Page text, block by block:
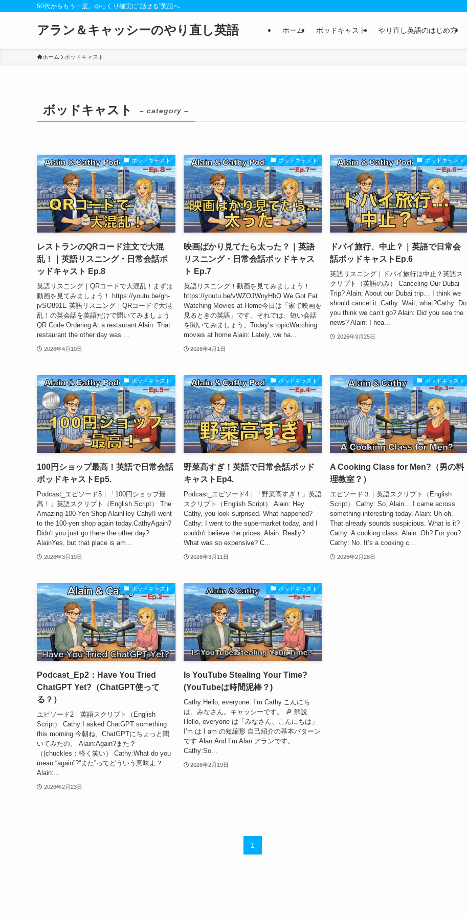
50代からもう一度。ゆっくり確実に“話せる”英語へ
アラン＆キャッシーのやり直し英語 ホーム ボッドキャスト やり直し英語のはじめ方
ホーム ボッドキャスト
ボッドキャスト – category –
ボッドキャスト
レストランのQRコード注文で大混
乱！｜英語リスニング・日常会話ポ
ッドキャスト Ep.8
英語リスニング｜QRコードで大混乱！まずは
動画を見てみましょう！ https://youtu.be/gh-
jvSO891E 英語リスニング｜QRコードで大混
乱！の英会話を英語だけで聞いてみましょう
QR Code Ordering At a restaurant Alain: That
restaurant the other day was ...
2026年4月10日
ボッドキャスト
映画ばかり見てたら太った？｜英語
リスニング・日常会話ポッドキャス
ト Ep.7
英語リスニング！動画を見てみましょう！
https://youtu.be/vWZOJWnyHbQ We Got Fat
Watching Movies at Home今日は「家で映画を
見るときの英語」です。それでは、短い会話
を聞いてみましょう。Today’s topicWatching
movies at home Alain: Lately, we ha...
2026年4月1日
ボッドキャスト
ドバイ旅行、中止？｜英語で日常会
話ボッドキャストEp.6
英語リスニング｜ドバイ旅行は中止？英語ス
クリプト（英語のみ） Canceling Our Dubai
Trip? Alain: About our Dubai trip… I think we
should cancel it. Cathy: Wait, what?Cathy: Do
you think we can’t go? Alain: Did you see the
news? Alain: I hea...
2026年3月25日
ボッドキャスト
100円ショップ最高！英語で日常会話
ボッドキャストEp5.
Podcast_エピソード5｜「100円ショップ最
高！」英語スクリプト（English Script） The
Amazing 100-Yen Shop AlainHey Cahy!I went
to the 100-yen shop again today.CathyAgain?
Didn't you just go there the other day?
AlainYes, but that place is am...
2026年3月19日
ボッドキャスト
野菜高すぎ！英語で日常会話ボッド
キャストEp4.
Podcast_エピソード4｜「野菜高すぎ！」英語
スクリプト（English Script） Alain: Hey
Cathy, you look surprised. What happened?
Cathy: I went to the supermarket today, and I
couldn't believe the prices. Alain: Really?
What was so expensive? C...
2026年3月11日
ボッドキャスト
A Cooking Class for Men?（男の料
理教室？）
エピソード３｜英語スクリプト（English
Script） Cathy: So, Alain… I came across
something interesting today. Alain: Uh-oh.
That already sounds suspicious. What is it?
Cathy: A cooking class. Alain: Oh? For you?
Cathy: No. It’s a cooking c...
2026年2月28日
ボッドキャスト
Podcast_Ep2：Have You Tried
ChatGPT Yet?（ChatGPT使って
る？）
エピソード2｜英語スクリプト（English
Script） Cathy:I asked ChatGPT something
this morning.今朝ね、ChatGPTにちょっと聞
いてみたの。 Alain:Again?また？
（(chuckles：軽く笑い） Cathy:What do you
mean “again”?“また”ってどういう意味よ？
Alain:...
2026年2月23日
ボッドキャスト
Is YouTube Stealing Your Time?
(YouTubeは時間泥棒？)
Cathy:Hello, everyone. I’m Cathy.こんにち
は、みなさん。キャッシーです。 🔎 解説
Hello, everyone は「みなさん、こんにちは」
I’m は I am の短縮形 自己紹介の基本パターン
です Alan:And I’m Alan.アランです。
Cathy:So...
2026年2月19日
1